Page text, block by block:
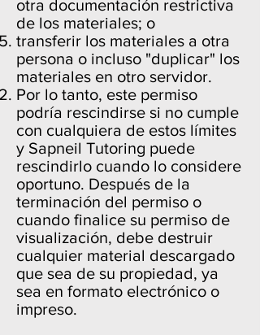
otra documentación restrictiva
de los materiales; o
transferir los materiales a otra
persona o incluso "duplicar" los
materiales en otro servidor.
Por lo tanto, este permiso
podría rescindirse si no cumple
con cualquiera de estos límites
y Sapneil Tutoring puede
rescindirlo cuando lo considere
oportuno. Después de la
terminación del permiso o
cuando finalice su permiso de
visualización, debe destruir
cualquier material descargado
que sea de su propiedad, ya
sea en formato electrónico o
impreso.